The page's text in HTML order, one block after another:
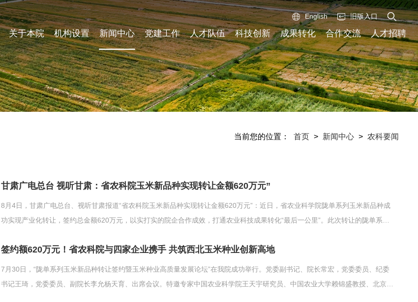
旧版入口
English
关于本院 机构设置 新闻中心 党建工作 人才队伍 科技创新 成果转化 合作交流 人才招聘
当前您的位置： 首页 > 新闻中心 > 农科要闻
甘肃广电总台 视听甘肃：省农科院玉米新品种实现转让金额620万元”
8月4日，甘肃广电总台、视听甘肃报道“省农科院玉米新品种实现转让金额620万元”：近日，省农业科学院陇单系列玉米新品种成
功实现产业化转让，签约总金额620万元，以实打实的院企合作成效，打通农业科技成果转化“最后一公里”。此次转让的陇单系列
省农科院育种团队紧盯区域产业痛点持续开展种质创新，通...
签约额620万元！省农科院与四家企业携手 共筑西北玉米种业创新高地
7月30日，“陇单系列玉米新品种转让签约暨玉米种业高质量发展论坛”在我院成功举行。党委副书记、院长常宏，党委委员、纪委
书记王琦，党委委员、副院长李允杨天育、出席会议。特邀专家中国农业科学院王天宇研究员、中国农业大学赖锦盛教授、北京市